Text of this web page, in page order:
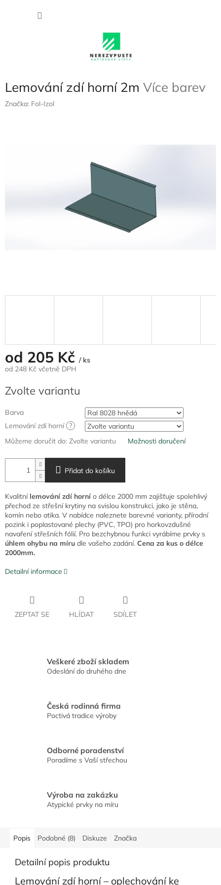
Lemování zdí horní 2m Více barev
Značka: Fol-Izol
od 205 Kč / ks
od 248 Kč včetně DPH
cena:
Zvolte variantu
Barva
Lemování zdí horní ?
Můžeme doručit do: Zvolte variantu Možnosti doručení
Přidat do košíku
Kvalitní lemování zdí horní o délce 2000 mm zajišťuje spolehlivý
přechod ze střešní krytiny na svislou konstrukci, jako je stěna,
komín nebo atika. V nabídce naleznete barevné varianty, přírodní
pozink i poplastované plechy (PVC, TPO) pro horkovzdušné
navaření střešních fólií. Pro bezchybnou funkci vyrábíme prvky s
úhlem ohybu na míru dle vašeho zadání. Cena za kus o délce
2000mm.
Detailní informace
ZEPTAT SE HLÍDAT SDÍLET
Veškeré zboží skladem
Odeslání do druhého dne
Česká rodinná firma
Poctivá tradice výroby
Odborné poradenství
Poradíme s Vaší střechou
Výroba na zakázku
Atypické prvky na míru
Popis Podobné (8) Diskuze Značka
Detailní popis produktu
Lemování zdí horní – oplechování ke